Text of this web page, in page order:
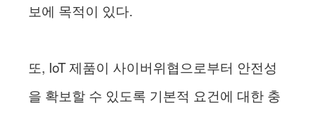
보에 목적이 있다.
또, IoT 제품이 사이버위협으로부터 안전성
을 확보할 수 있도록 기본적 요건에 대한 충